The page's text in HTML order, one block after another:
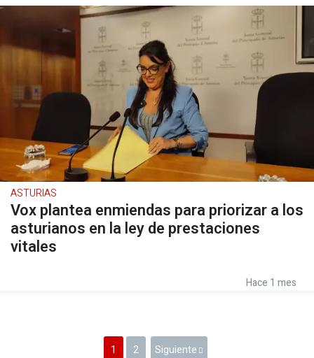
ASTURIAS
Vox plantea enmiendas para priorizar a los
asturianos en la ley de prestaciones
vitales
Hace 1 mes
1 2 Siguiente